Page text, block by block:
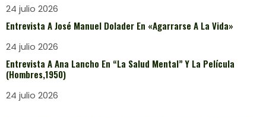
24 julio 2026
Entrevista A José Manuel Dolader En «Agarrarse A La Vida»
24 julio 2026
Entrevista A Ana Lancho En “La Salud Mental” Y La Película
(Hombres,1950)
24 julio 2026